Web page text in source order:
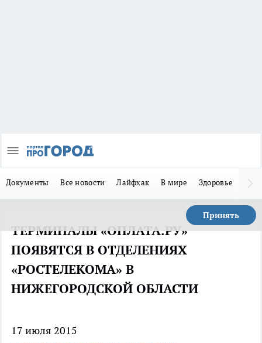
Документы Все новости Лайфхак В мире Здоровье
Принять
ТЕРМИНАЛЫ «ОПЛАТА.РУ»
ПОЯВЯТСЯ В ОТДЕЛЕНИЯХ
«РОСТЕЛЕКОМА» В
НИЖЕГОРОДСКОЙ ОБЛАСТИ
17 июля 2015